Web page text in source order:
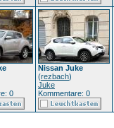
0
Nissan Juke
(rezbach)
Juke
Kommentare: 0